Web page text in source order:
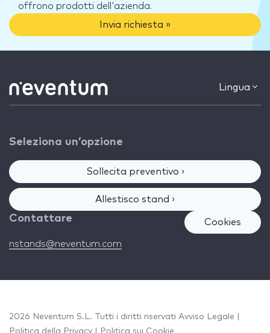
offrono prodotti dell'azienda.
Invia richiesta »
Lingua
Seleziona un’opzione
Sollecita preventivo ›
Allestisco stand ›
Contattare
nstands@neventum.com
Cookies
2026 Neventum S.L. Tutti i diritti riservati Avviso Legale